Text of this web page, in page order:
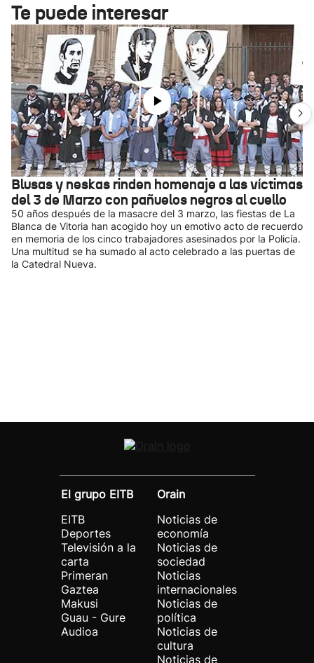
Te puede interesar
Blusas y neskas rinden homenaje a las víctimas
del 3 de Marzo con pañuelos negros al cuello
50 años después de la masacre del 3 marzo, las fiestas de La
Blanca de Vitoria han acogido hoy un emotivo acto de recuerdo
en memoria de los cinco trabajadores asesinados por la Policía.
Una multitud se ha sumado al acto celebrado a las puertas de
la Catedral Nueva.
El grupo EITB
EITB
Deportes
Televisión a la
carta
Primeran
Gaztea
Makusi
Guau - Gure
Audioa
Orain
Noticias de
economía
Noticias de
sociedad
Noticias
internacionales
Noticias de
política
Noticias de
cultura
Noticias de